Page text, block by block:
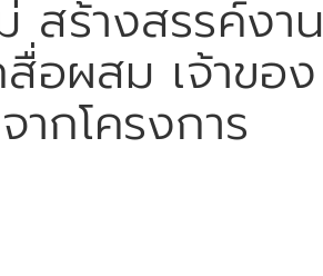
สร้างสรรค์งาน
อผสม เจ้าของ
กโครงการ